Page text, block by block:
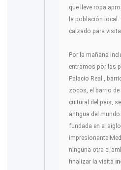
que lleve ropa
la población
calzado para
Por la mañana
entramos por las
Palacio Real ,
zocos, el barrio
cultural del país,
antigua del
fundada en el
impresionante
ninguna otra el
finalizar la visita